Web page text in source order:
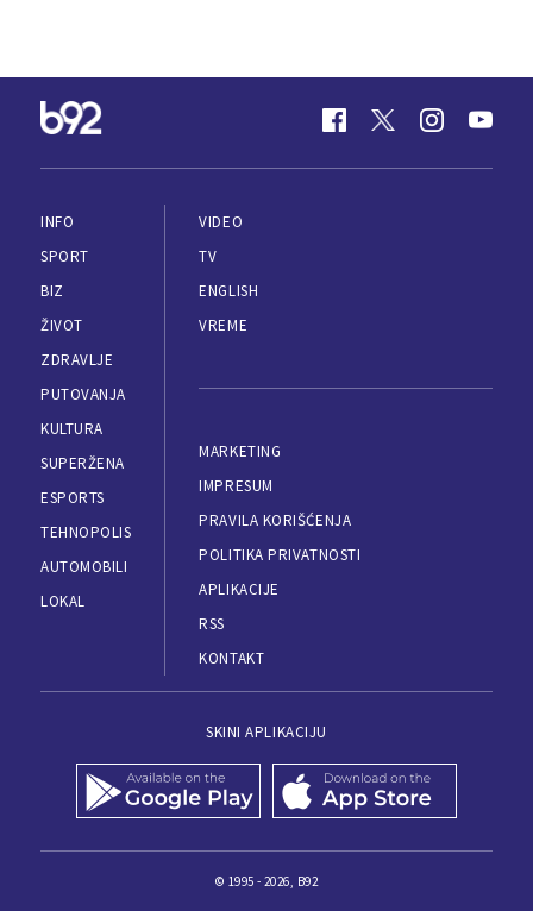
INFO
SPORT
BIZ
ŽIVOT
ZDRAVLJE
PUTOVANJA
KULTURA
SUPERŽENA
ESPORTS
TEHNOPOLIS
AUTOMOBILI
LOKAL
VIDEO
TV
ENGLISH
VREME
MARKETING
IMPRESUM
PRAVILA KORIŠĆENJA
POLITIKA PRIVATNOSTI
APLIKACIJE
RSS
KONTAKT
SKINI APLIKACIJU
© 1995 - 2026, B92